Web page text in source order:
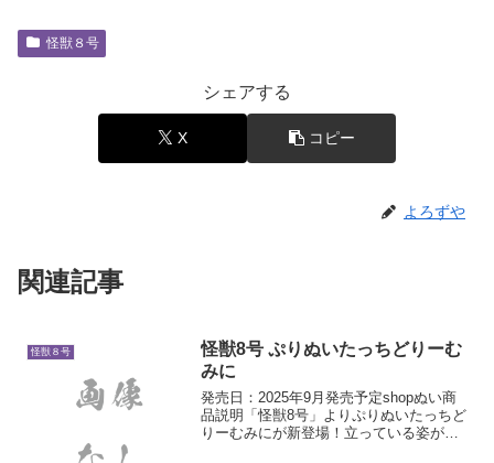
怪獣８号
シェアする
X コピー
よろずや
関連記事
怪獣８号
怪獣8号 ぷりぬいたっちどりーむ
みに
発売日：2025年9月発売予定shopぬい商
品説明「怪獣8号」よりぷりぬいたっちど
りーむみにが新登場！立っている姿がか